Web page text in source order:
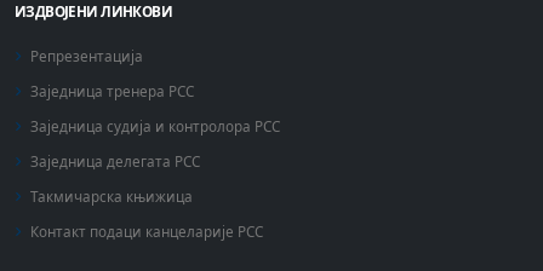
ИЗДВОЈЕНИ ЛИНКОВИ
Репрезентација
Заједница тренера РСС
Заједница судија и контролора РСС
Заједница делегата РСС
Такмичарска књижица
Контакт подаци канцеларије РСС